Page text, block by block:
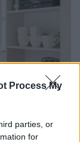
Process My
parties, or
for